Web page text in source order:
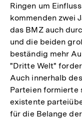
Ringen um
kommenden zwei
das BMZ auch
und die beiden
beständig mehr
"Dritte Welt"
Auch innerhalb
Parteien formierte
existente
für die Belange